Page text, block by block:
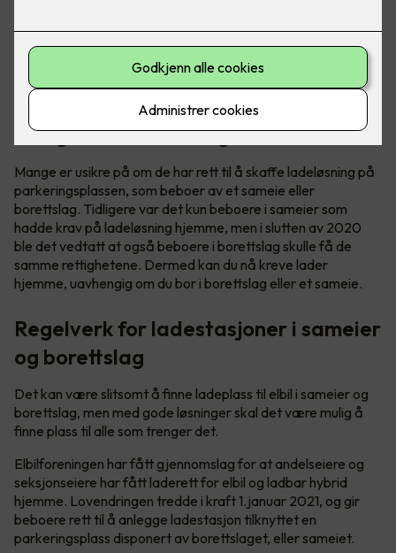
om du bor i borettslag eller sameie? Det er godt å vite om
du har eller skal skaffe elbil.
Tidligere gjaldt det kun for sameie,
nå også for borettslag
Mange er usikre på om de har rett til å skaffe ladeløsning på
parkeringsplassen, som beboer av et sameie eller
borettslag. Tidligere var det kun beboere i sameier som
hadde krav på ladeløsning hjemme, men i slutten av 2020
ble det vedtatt at også beboere i borettslag skulle få de
samme rettighetene. Dermed kan du nå kreve lader
hjemme, uavhengig om du bor i borettslag eller et sameie.
Regelverk for ladestasjoner i sameier
og borettslag
Det kan være slitsomt å finne ladeplass til elbil i sameier og
borettslag, men med gode løsninger skal det være mulig å
finne plass til alle som trenger det.
Elbilforeningen har fått gjennomslag for at andelseiere og
seksjonseiere har fått laderett for elbil og ladbar hybrid
hjemme. Lovendringen tredde i kraft 1.januar 2021, og gir
beboere rett til å anlegge ladestasjon tilknyttet en
parkeringsplass disponert av borettslaget, eller sameiet.